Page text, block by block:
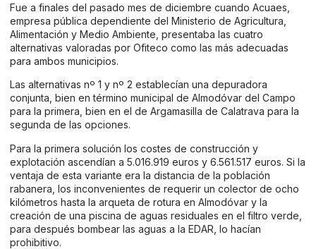
Fue a finales del pasado mes de diciembre cuando Acuaes,
empresa pública dependiente del Ministerio de Agricultura,
Alimentación y Medio Ambiente, presentaba las cuatro
alternativas valoradas por Ofiteco como las más adecuadas
para ambos municipios.
Las alternativas nº 1 y nº 2 establecían una depuradora
conjunta, bien en término municipal de Almodóvar del Campo
para la primera, bien en el de Argamasilla de Calatrava para la
segunda de las opciones.
Para la primera solución los costes de construcción y
explotación ascendían a 5.016.919 euros y 6.561.517 euros. Si la
ventaja de esta variante era la distancia de la población
rabanera, los inconvenientes de requerir un colector de ocho
kilómetros hasta la arqueta de rotura en Almodóvar y la
creación de una piscina de aguas residuales en el filtro verde,
para después bombear las aguas a la EDAR, lo hacían
prohibitivo.